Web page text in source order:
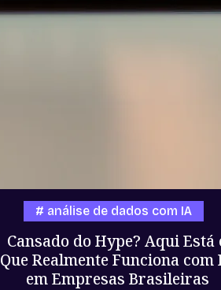
Cansado do Hype? Aqui Está
Que Realmente Funciona com
em Empresas Brasileiras
análise de dados com IA